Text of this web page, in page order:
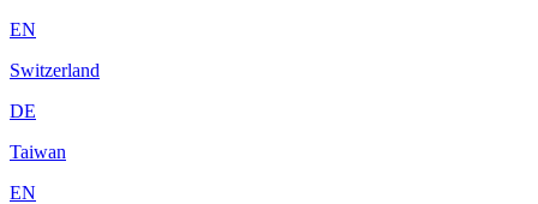
EN
Switzerland
DE
Taiwan
EN